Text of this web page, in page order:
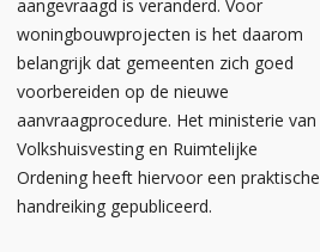
aangevraagd is veranderd. Voor
woningbouwprojecten is het daarom
belangrijk dat gemeenten zich goed
voorbereiden op de nieuwe
aanvraagprocedure. Het ministerie van
Volkshuisvesting en Ruimtelijke
Ordening heeft hiervoor een praktische
handreiking gepubliceerd.